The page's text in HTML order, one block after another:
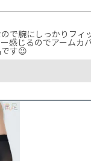
で腕にしっかりフィ
感じるのでアームカ
す😉